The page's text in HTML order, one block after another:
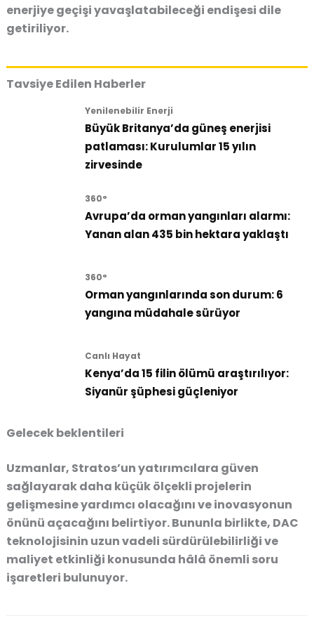
enerjiye geçişi yavaşlatabileceği endişesi dile
getiriliyor.
Tavsiye Edilen Haberler
Yenilenebilir Enerji
Büyük Britanya’da güneş enerjisi
patlaması: Kurulumlar 15 yılın
zirvesinde
360°
Avrupa’da orman yangınları alarmı:
Yanan alan 435 bin hektara yaklaştı
360°
Orman yangınlarında son durum: 6
yangına müdahale sürüyor
Canlı Hayat
Kenya’da 15 filin ölümü araştırılıyor:
Siyanür şüphesi güçleniyor
Gelecek beklentileri
Uzmanlar, Stratos’un yatırımcılara güven
sağlayarak daha küçük ölçekli projelerin
gelişmesine yardımcı olacağını ve inovasyonun
önünü açacağını belirtiyor. Bununla birlikte, DAC
teknolojisinin uzun vadeli sürdürülebilirliği ve
maliyet etkinliği konusunda hâlâ önemli soru
işaretleri bulunuyor.